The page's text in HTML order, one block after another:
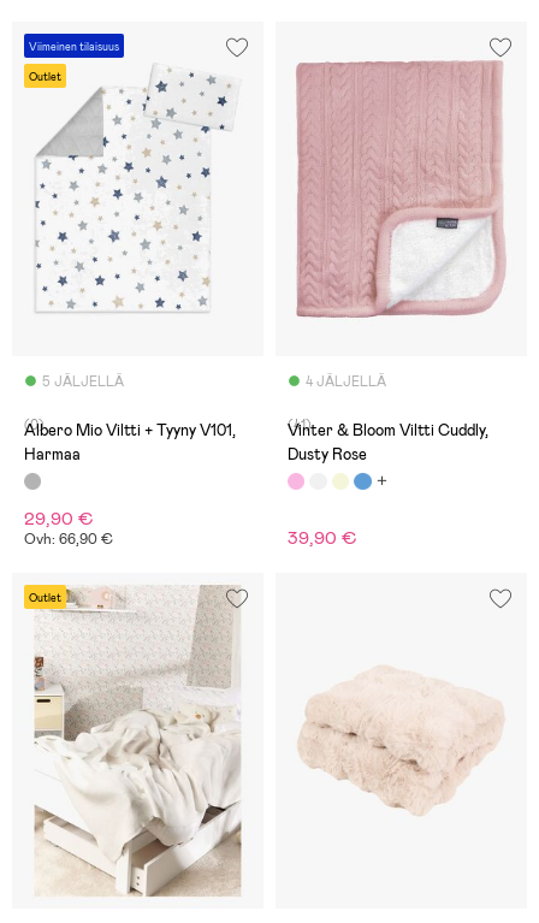
Viimeinen tilaisuus
Outlet
5 JÄLJELLÄ
(0)
Albero Mio Viltti + Tyyny V101,
Harmaa
29,90 €
Ovh: 66,90 €
4 JÄLJELLÄ
(41)
Vinter & Bloom Viltti Cuddly,
Dusty Rose
39,90 €
Outlet